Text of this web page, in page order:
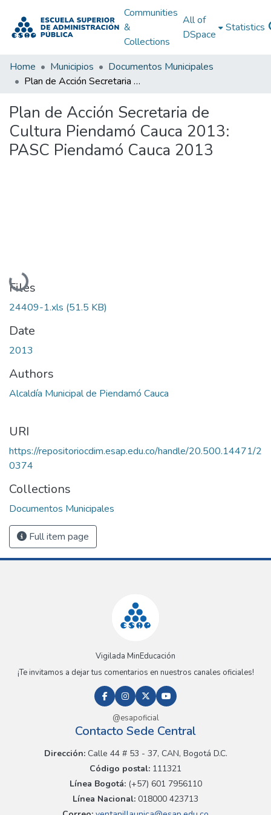
Communities
&
Collections
All of
DSpace
Statistics
Home Municipios
Documentos Municipales
Plan de Acción Secretaria de Cultura Piendamó Cauca 2013: PASC Piendamó Cauca 2013
Plan de Acción Secretaria de
Cultura Piendamó Cauca 2013:
PASC Piendamó Cauca 2013
Loading...
Files
24409-1.xls (51.5 KB)
Date
2013
Authors
Alcaldía Municipal de Piendamó Cauca
URI
https://repositoriocdim.esap.edu.co/handle/20.500.14471/2
0374
Collections
Documentos Municipales
Full item page
Vigilada MinEducación
¡Te invitamos a dejar tus comentarios en nuestros canales oficiales!
@esapoficial
Contacto Sede Central
Dirección:Calle 44 # 53 - 37, CAN, Bogotá D.C.
Código postal: 111321
Línea Bogotá:(+57) 601 7956110
Línea Nacional: 018000 423713